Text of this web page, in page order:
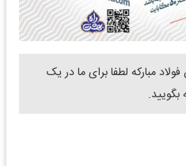
مبارکه لطفا برای ما در یک